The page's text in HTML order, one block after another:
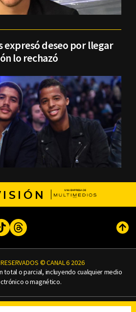
expresó deseo por llegar
lo rechazó
TikTokThreads
© CANAL 6 2026
total o parcial, incluyendo cualquier medio
o magnético.